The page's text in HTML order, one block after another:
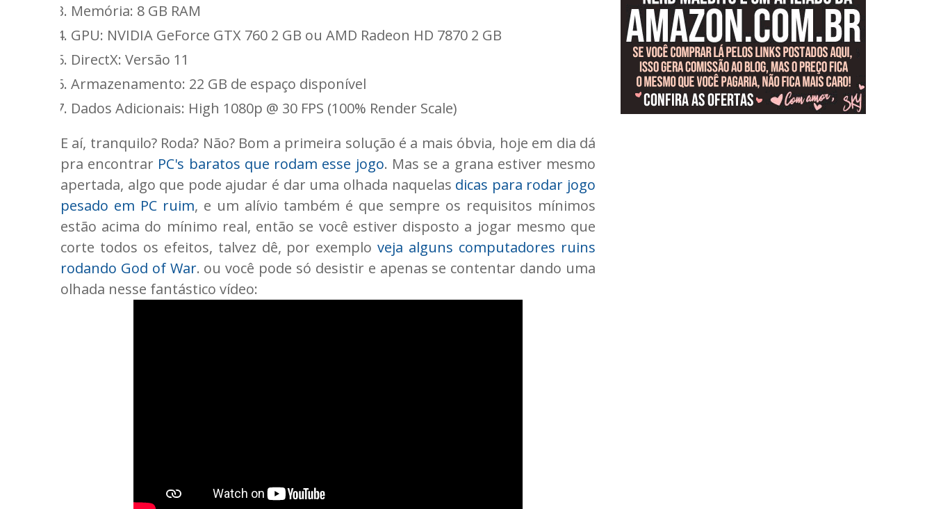
Memória: 8 GB RAM
GPU: NVIDIA GeForce GTX 760 2 GB ou AMD Radeon HD 7870 2 GB
DirectX: Versão 11
Armazenamento: 22 GB de espaço disponível
Dados Adicionais: High 1080p @ 30 FPS (100% Render Scale)
E aí, tranquilo? Roda? Não? Bom a primeira solução é a mais óbvia, hoje em dia dá
pra encontrar PC's baratos que rodam esse jogo. Mas se a grana estiver mesmo
apertada, algo que pode ajudar é dar uma olhada naquelas dicas para rodar jogo
pesado em PC ruim, e um alívio também é que sempre os requisitos mínimos
estão acima do mínimo real, então se você estiver disposto a jogar mesmo que
corte todos os efeitos, talvez dê, por exemploveja alguns computadores ruins
rodando God of War. ou você pode só desistir e apenas se contentar dando uma
olhada nesse fantástico vídeo: